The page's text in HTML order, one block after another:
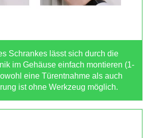
Schrankes lässt sich durch die
im Gehäuse einfach montieren (1-
eine Türentnahme als auch
ist ohne Werkzeug möglich.